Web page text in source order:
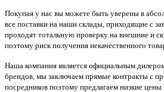
Покупая у нас вы можете быть уверены в
все поставки на наши склады, приходящие с
проходят тотальную проверку на внешние и
поэтому риск получения некачественного
Наша компания является официальным
брендов, мы заключаем прямые контракты с
посредников поэтому предлагаем низкие